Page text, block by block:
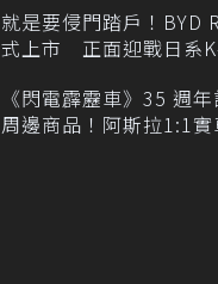
就是要侵門踏戶！BYD
式上市 正面迎戰日系
《閃電霹靂車》35 週
周邊商品！阿斯拉1:1實